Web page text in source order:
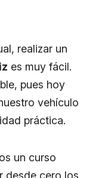
realizar un
es muy fácil.
pues hoy
vehículo
práctica.
un curso
desde cero los